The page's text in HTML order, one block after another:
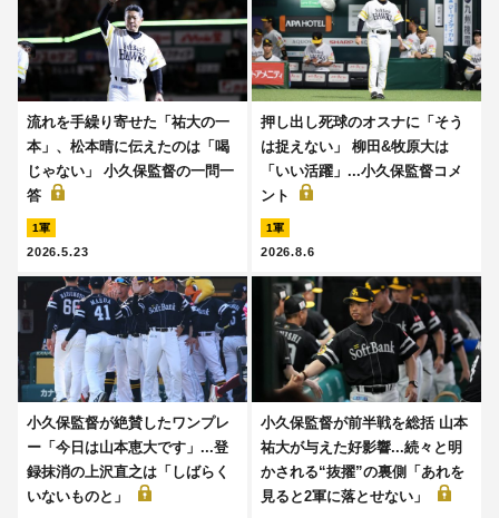
流れを手繰り寄せた「祐大の一
本」、松本晴に伝えたのは「喝
じゃない」 小久保監督の一問一
答
1軍
2026.5.23
押し出し死球のオスナに「そう
は捉えない」 柳田&牧原大は
「いい活躍」...小久保監督コメ
ント
1軍
2026.8.6
小久保監督が絶賛したワンプレ
ー「今日は山本恵大です」...登
録抹消の上沢直之は「しばらく
いないものと」
小久保監督が前半戦を総括 山本
祐大が与えた好影響...続々と明
かされる“抜擢”の裏側「あれを
見ると2軍に落とせない」